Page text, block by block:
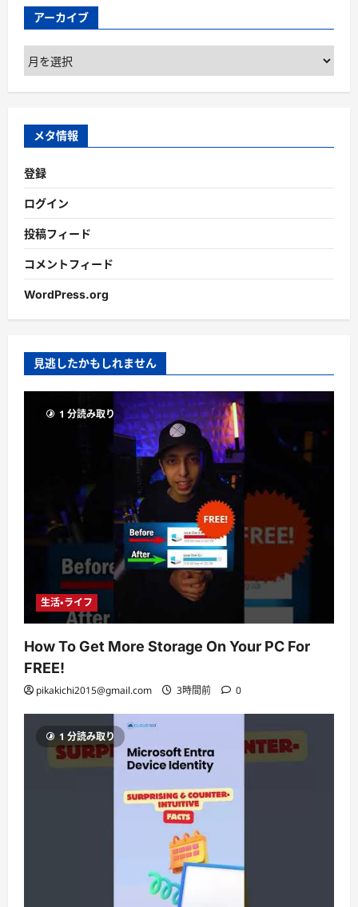
アーカイブ
ア
ー
カ
ブ
メタ情報
登録
ログイン
投稿フィード
コメントフィード
WordPress.org
見逃したかもしれません
1 分読み取り
生活・ライフ
How To Get More Storage On Your PC For
FREE!
pikakichi2015@gmail.com 3時間前 0
1 分読み取り